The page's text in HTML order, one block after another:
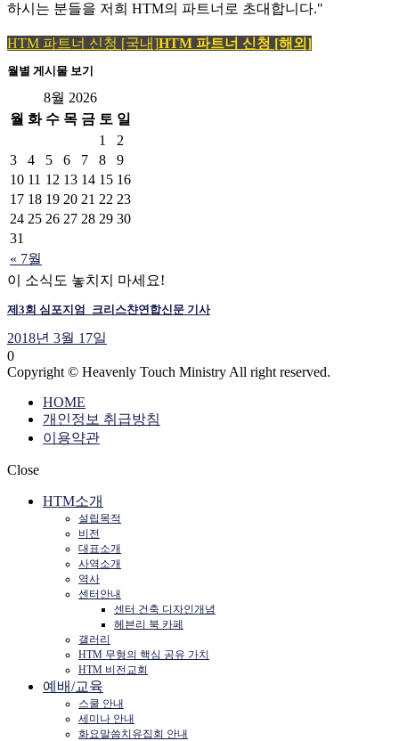
하시는 분들을 저희 HTM의 파트너로 초대합니다."
HTM 파트너 신청 [국내]HTM 파트너 신청 [해외]
월별 게시물 보기
8월 2026
월 화 수 목 금 토 일
« 7월
1
2
3
4 5 6 7 8
9
10 11 12 13 14 15 16
17 18 19 20 21 22 23
24 25 26 27 28 29 30
31
이 소식도 놓치지 마세요!
제3회 심포지엄_크리스챤연합신문 기사
2018년 3월 17일
0
Copyright © Heavenly Touch Ministry All right reserved.
HOME
개인정보 취급방침
이용약관
Close
HTM소개
설립목적
비전
대표소개
사역소개
역사
센터안내
센터 건축 디자인개념
헤븐리 북 카페
갤러리
HTM 무형의 핵심 공유 가치
HTM 비전교회
예배/교육
스쿨 안내
세미나 안내
화요말씀치유집회 안내